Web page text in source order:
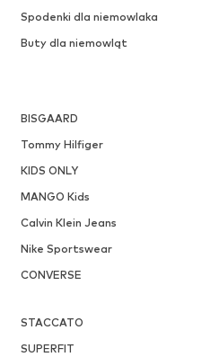
Spodenki dla niemowlaka
Buty dla niemowląt
BISGAARD
Tommy Hilfiger
KIDS ONLY
MANGO Kids
Calvin Klein Jeans
Nike Sportswear
CONVERSE
STACCATO
SUPERFIT